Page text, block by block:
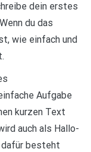
dein erstes
du das
wie einfach und
Aufgabe
kurzen Text
auch als Hallo-
dafür besteht